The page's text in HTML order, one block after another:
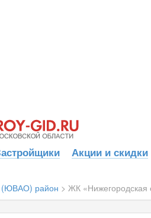
Акции и скидки
(ЮВАО) район > ЖК «Нижегородская